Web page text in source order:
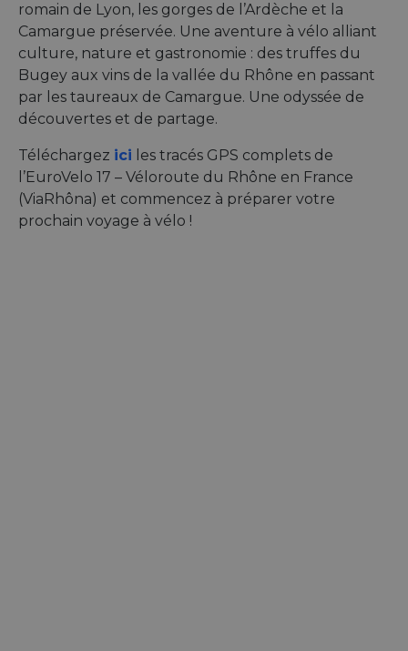
romain de Lyon, les gorges de l’Ardèche et la
Camargue préservée. Une aventure à vélo alliant
culture, nature et gastronomie : des truffes du
Bugey aux vins de la vallée du Rhône en passant
par les taureaux de Camargue. Une odyssée de
découvertes et de partage.
Téléchargez ici les tracés GPS complets de
l’EuroVelo 17 – Véloroute du Rhône en France
(ViaRhôna) et commencez à préparer votre
prochain voyage à vélo !